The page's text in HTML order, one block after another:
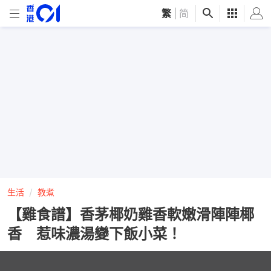
繁 简
生活 教煮
【雞食譜】香茅椰奶雞香軟嫩滑陣陣椰
香 惹味濃湯變下飯小菜！